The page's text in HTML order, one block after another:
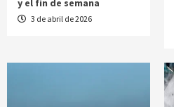
y el fin de semana
3 de abril de 2026